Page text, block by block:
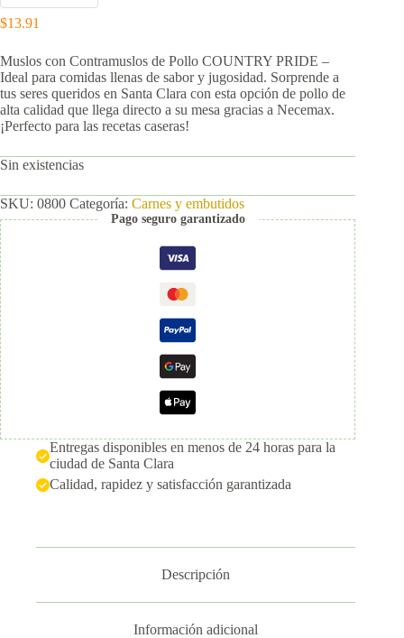
$13.91
Muslos con Contramuslos de Pollo COUNTRY PRIDE –
Ideal para comidas llenas de sabor y jugosidad. Sorprende a
tus seres queridos en Santa Clara con esta opción de pollo de
alta calidad que llega directo a su mesa gracias a Necemax.
¡Perfecto para las recetas caseras!
Sin existencias
SKU: 0800 Categoría: Carnes y embutidos
Pago seguro garantizado
Entregas disponibles en menos de 24 horas para la
ciudad de Santa Clara
Calidad, rapidez y satisfacción garantizada
Descripción
Información adicional